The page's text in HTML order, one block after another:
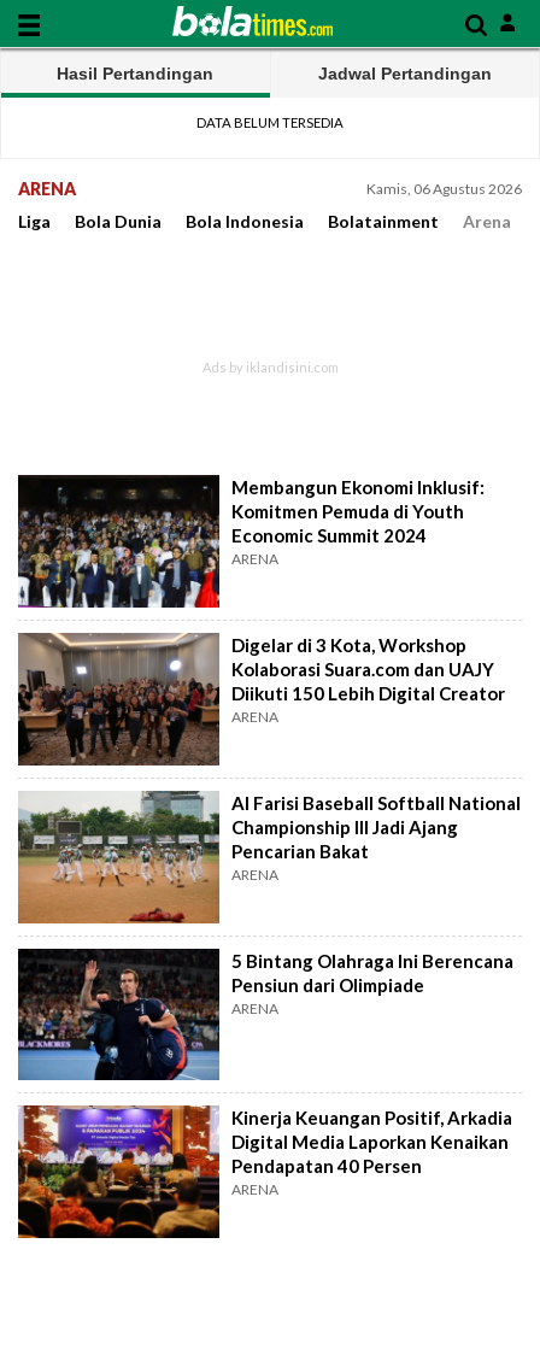
Hasil Pertandingan Jadwal Pertandingan
DATA BELUM TERSEDIA
ARENA Kamis, 06 Agustus 2026
Liga Bola Dunia Bola Indonesia Bolatainment Arena
Membangun Ekonomi Inklusif:
Komitmen Pemuda di Youth
Economic Summit 2024
ARENA
Digelar di 3 Kota, Workshop
Kolaborasi Suara.com dan UAJY
Diikuti 150 Lebih Digital Creator
ARENA
Al Farisi Baseball Softball National
Championship III Jadi Ajang
Pencarian Bakat
ARENA
5 Bintang Olahraga Ini Berencana
Pensiun dari Olimpiade
ARENA
Kinerja Keuangan Positif, Arkadia
Digital Media Laporkan Kenaikan
Pendapatan 40 Persen
ARENA